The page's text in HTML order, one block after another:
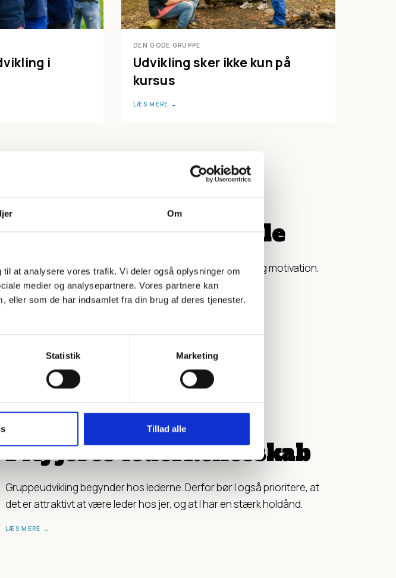
Om
at analysere vores trafik. Vi deler også oplysninger om
medier og analysepartnere. Vores partnere kan
eller som de har indsamlet fra din brug af deres tjenester.
Statistik Marketing
Tillad alle
i
DEN GODE GRUPPE
Udvikling sker ikke kun på
kursus
LÆS MERE
LEDELSESUDVIKLING
Afhold en ledersamtale
Ledersamtaler giver indblik i trivsel, udviklingspotentiale og motivation.
Plej jeres lederfællesskab
Gruppeudvikling begynder hos lederne. Derfor bør I også prioritere, at
det er attraktivt at være leder hos jer, og at I har en stærk holdånd.
LÆS MERE